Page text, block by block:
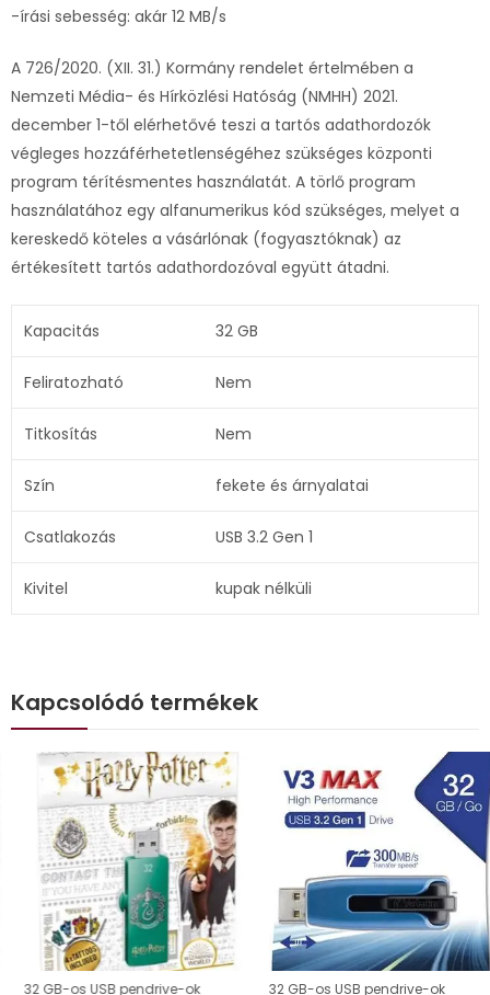
-írási sebesség: akár 12 MB/s
A 726/2020. (XII. 31.) Kormány rendelet értelmében a
Nemzeti Média- és Hírközlési Hatóság (NMHH) 2021.
december 1-től elérhetővé teszi a tartós adathordozók
végleges hozzáférhetetlenségéhez szükséges központi
program térítésmentes használatát. A törlő program
használatához egy alfanumerikus kód szükséges, melyet a
kereskedő köteles a vásárlónak (fogyasztóknak) az
értékesített tartós adathordozóval együtt átadni.
Kapacitás 32 GB
Feliratozható Nem
Titkosítás Nem
Szín fekete és árnyalatai
Csatlakozás USB 3.2 Gen 1
Kivitel kupak nélküli
Kapcsolódó termékek
32 GB-os USB pendrive-ok 32 GB-os USB pendrive-ok